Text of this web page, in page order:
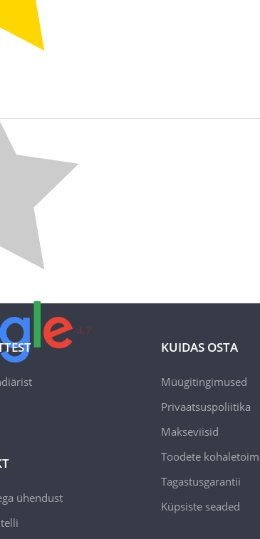
4.7
ühendust
KUIDAS OSTA
Müügitingimused
Privaatsuspoliitika
Makseviisid
Toodete
Tagastusgarantii
Küpsiste seaded